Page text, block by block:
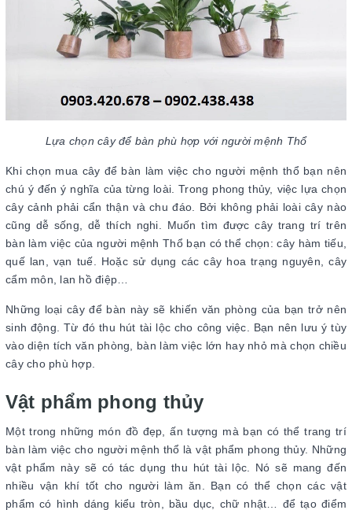
Lựa chọn cây để bàn phù hợp với người mệnh Thổ
Khi chọn mua cây để bàn làm việc cho người mệnh thổ bạn nên
chú ý đến ý nghĩa của từng loài. Trong phong thủy, việc lựa chọn
cây cảnh phải cẩn thận và chu đáo. Bởi không phải loài cây nào
cũng dễ sống, dễ thích nghi. Muốn tìm được cây trang trí trên
bàn làm việc của người mệnh Thổ bạn có thể chọn: cây hàm tiếu,
quế lan, vạn tuế. Hoặc sử dụng các cây hoa trạng nguyên, cây
cẩm môn, lan hồ điệp…
Những loại cây để bàn này sẽ khiến văn phòng của bạn trở nên
sinh động. Từ đó thu hút tài lộc cho công việc. Bạn nên lưu ý tùy
vào diện tích văn phòng, bàn làm việc lớn hay nhỏ mà chọn chiều
cây cho phù hợp.
Vật phẩm phong thủy
Một trong những món đồ đẹp, ấn tượng mà bạn có thể trang trí
bàn làm việc cho người mệnh thổ là vật phẩm phong thủy. Những
vật phẩm này sẽ có tác dụng thu hút tài lộc. Nó sẽ mang đến
nhiều vận khí tốt cho người làm ăn. Bạn có thể chọn các vật
phẩm có hình dáng kiểu tròn, bầu dục, chữ nhật… để tạo điểm